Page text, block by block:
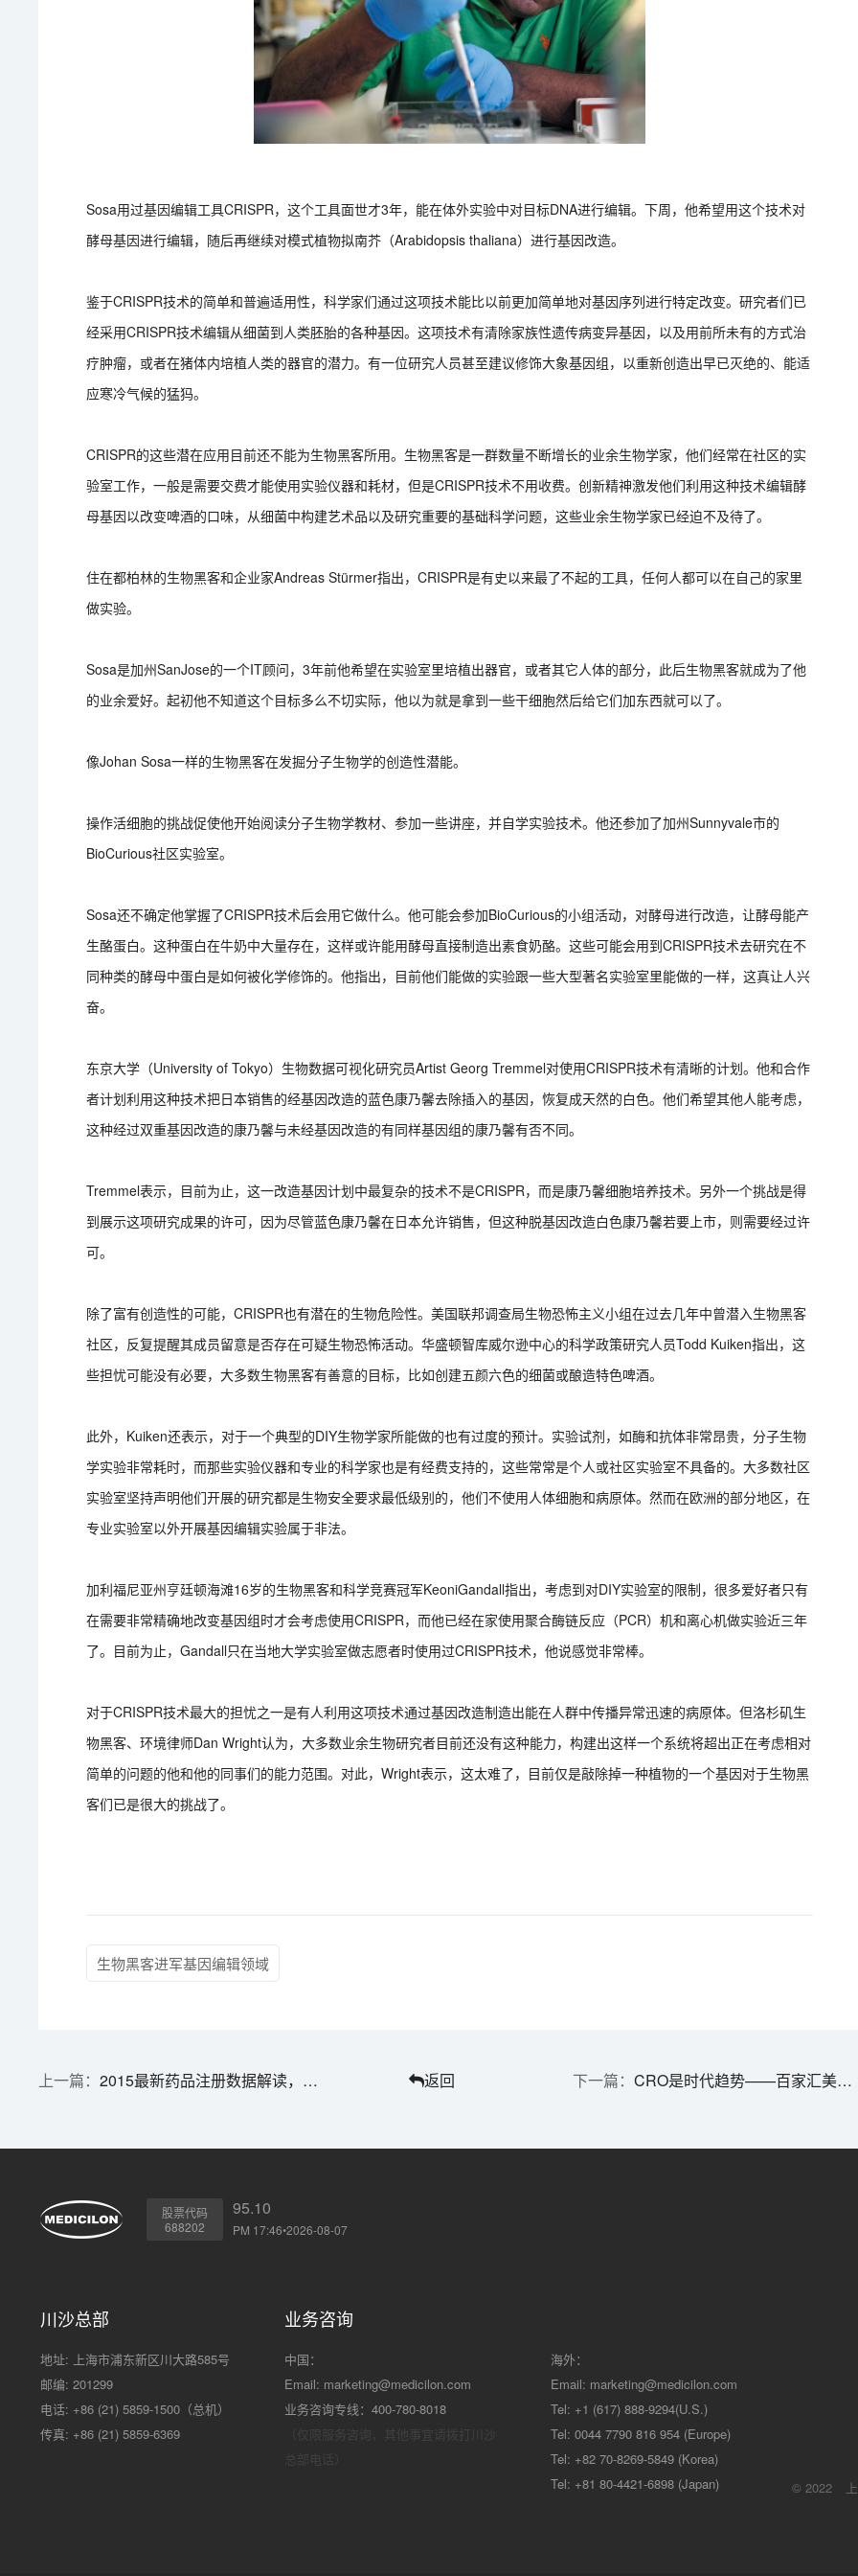
Sosa用过基因编辑工具CRISPR，这个工具面世才3年，能在体外实验中对目标DNA进行编辑。下周，他希望用这个技术对
酵母基因进行编辑，随后再继续对模式植物拟南芥（Arabidopsis thaliana）进行基因改造。
鉴于CRISPR技术的简单和普遍适用性，科学家们通过这项技术能比以前更加简单地对基因序列进行特定改变。研究者们已
经采用CRISPR技术编辑从细菌到人类胚胎的各种基因。这项技术有清除家族性遗传病变异基因，以及用前所未有的方式治
疗肿瘤，或者在猪体内培植人类的器官的潜力。有一位研究人员甚至建议修饰大象基因组，以重新创造出早已灭绝的、能适
应寒冷气候的猛犸。
CRISPR的这些潜在应用目前还不能为生物黑客所用。生物黑客是一群数量不断增长的业余生物学家，他们经常在社区的实
验室工作，一般是需要交费才能使用实验仪器和耗材，但是CRISPR技术不用收费。创新精神激发他们利用这种技术编辑酵
母基因以改变啤酒的口味，从细菌中构建艺术品以及研究重要的基础科学问题，这些业余生物学家已经迫不及待了。
住在都柏林的生物黑客和企业家Andreas Stürmer指出，CRISPR是有史以来最了不起的工具，任何人都可以在自己的家里
做实验。
Sosa是加州SanJose的一个IT顾问，3年前他希望在实验室里培植出器官，或者其它人体的部分，此后生物黑客就成为了他
的业余爱好。起初他不知道这个目标多么不切实际，他以为就是拿到一些干细胞然后给它们加东西就可以了。
像Johan Sosa一样的生物黑客在发掘分子生物学的创造性潜能。
操作活细胞的挑战促使他开始阅读分子生物学教材、参加一些讲座，并自学实验技术。他还参加了加州Sunnyvale市的
BioCurious社区实验室。
Sosa还不确定他掌握了CRISPR技术后会用它做什么。他可能会参加BioCurious的小组活动，对酵母进行改造，让酵母能产
生酪蛋白。这种蛋白在牛奶中大量存在，这样或许能用酵母直接制造出素食奶酪。这些可能会用到CRISPR技术去研究在不
同种类的酵母中蛋白是如何被化学修饰的。他指出，目前他们能做的实验跟一些大型著名实验室里能做的一样，这真让人兴
奋。
东京大学（University of Tokyo）生物数据可视化研究员Artist Georg Tremmel对使用CRISPR技术有清晰的计划。他和合作
者计划利用这种技术把日本销售的经基因改造的蓝色康乃馨去除插入的基因，恢复成天然的白色。他们希望其他人能考虑，
这种经过双重基因改造的康乃馨与未经基因改造的有同样基因组的康乃馨有否不同。
Tremmel表示，目前为止，这一改造基因计划中最复杂的技术不是CRISPR，而是康乃馨细胞培养技术。另外一个挑战是得
到展示这项研究成果的许可，因为尽管蓝色康乃馨在日本允许销售，但这种脱基因改造白色康乃馨若要上市，则需要经过许
可。
除了富有创造性的可能，CRISPR也有潜在的生物危险性。美国联邦调查局生物恐怖主义小组在过去几年中曾潜入生物黑客
社区，反复提醒其成员留意是否存在可疑生物恐怖活动。华盛顿智库威尔逊中心的科学政策研究人员Todd Kuiken指出，这
些担忧可能没有必要，大多数生物黑客有善意的目标，比如创建五颜六色的细菌或酿造特色啤酒。
此外，Kuiken还表示，对于一个典型的DIY生物学家所能做的也有过度的预计。实验试剂，如酶和抗体非常昂贵，分子生物
学实验非常耗时，而那些实验仪器和专业的科学家也是有经费支持的，这些常常是个人或社区实验室不具备的。大多数社区
实验室坚持声明他们开展的研究都是生物安全要求最低级别的，他们不使用人体细胞和病原体。然而在欧洲的部分地区，在
专业实验室以外开展基因编辑实验属于非法。
加利福尼亚州亨廷顿海滩16岁的生物黑客和科学竞赛冠军KeoniGandall指出，考虑到对DIY实验室的限制，很多爱好者只有
在需要非常精确地改变基因组时才会考虑使用CRISPR，而他已经在家使用聚合酶链反应（PCR）机和离心机做实验近三年
了。目前为止，Gandall只在当地大学实验室做志愿者时使用过CRISPR技术，他说感觉非常棒。
对于CRISPR技术最大的担忧之一是有人利用这项技术通过基因改造制造出能在人群中传播异常迅速的病原体。但洛杉矶生
物黑客、环境律师Dan Wright认为，大多数业余生物研究者目前还没有这种能力，构建出这样一个系统将超出正在考虑相对
简单的问题的他和他的同事们的能力范围。对此，Wright表示，这太难了，目前仅是敲除掉一种植物的一个基因对于生物黑
客们已是很大的挑战了。
生物黑客进军基因编辑领域
2015最新药品注册数据解读，化学药品占64.9% 返回 CRO是时代趋势——百家汇美迪西首届联合沙龙精彩碰撞
股票代码
688202
95.10
PM 17:46•2026-08-07
川沙总部
地址: 上海市浦东新区川大路585号
邮编: 201299
电话: +86 (21) 5859-1500（总机）
传真: +86 (21) 5859-6369
业务咨询
中国：
Email: marketing@medicilon.com
业务咨询专线：400-780-8018
海外：
Email: marketing@medicilon.com
Tel: +1 (617) 888-9294(U.S.)
Tel: 0044 7790 816 954 (Europe)
Tel: +82 70-8269-5849 (Korea)
Tel: +81 80-4421-6898 (Japan)
© 2022